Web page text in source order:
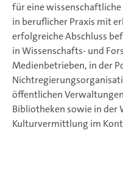
für eine
in beruflicher Praxis mit
erfolgreiche Abschluss
in Wissenschafts- und
Medienbetrieben, in der
öffentlichen
Bibliotheken sowie in der
Kulturvermittlung im